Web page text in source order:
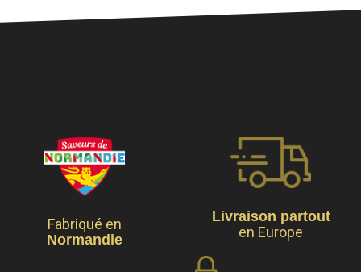
Fabriqué en
Normandie
Livraison partout
en Europe